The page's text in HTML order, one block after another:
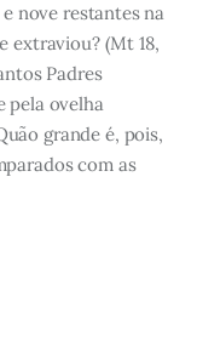
nove restantes na
extraviou? (Mt 18,
Padres
pela ovelha
grande é, pois,
com as